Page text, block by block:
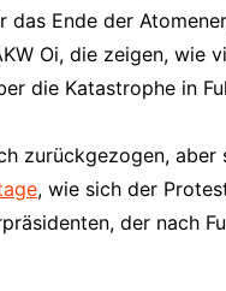
Ende der
Oi, die zeigen, wie
die Katastrophe in
zurückgezogen, aber
, wie sich der
der nach